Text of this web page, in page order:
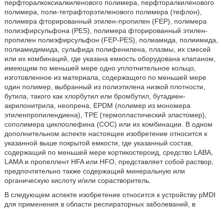
перфторалкоксиалкиленового полимера, перфторалкиленового
полимера, поли-тетрафторэтиленового полимера (тефлон),
полимера фторированный этилен-пропилен (FEP), полимера
полиэфирсульфона (PES), полимера фторированный этилен-
пропилен полиэфирсульфон (FEP-PES), полиамида, полиимида,
полиамидимида, сульфида полифенилена, плазмы, их смесей
или их комбинаций, где указана емкость оборудована клапаном,
имеющим по меньшей мере одно уплотнительное кольцо,
изготовленное из материала, содержащего по меньшей мере
один полимер, выбранный из полиэтилена низкой плотности,
бутила, такого как хлорбутил или бромбутил, бутадиен-
акрилoнитрила, неопрена, EPDM (полимер из мономера
этиленпропилендиена), TPE (термопластический эластомер),
сополимера циклоолефина (COC) или их комбинации. В одном
дополнительном аспекте настоящее изобретение относится к
указанной выше покрытой емкости, где указанный состав,
содержащий по меньшей мере кортикостероид, средство LABA,
LAMA и пропеллент HFA или HFO, представляет собой раствор,
предпочтительно также содержащий минеральную или
органическую кислоту и/или сорастворитель.
В следующем аспекте изобретение относится к устройству pMDI
для применения в области респираторных заболеваний, в